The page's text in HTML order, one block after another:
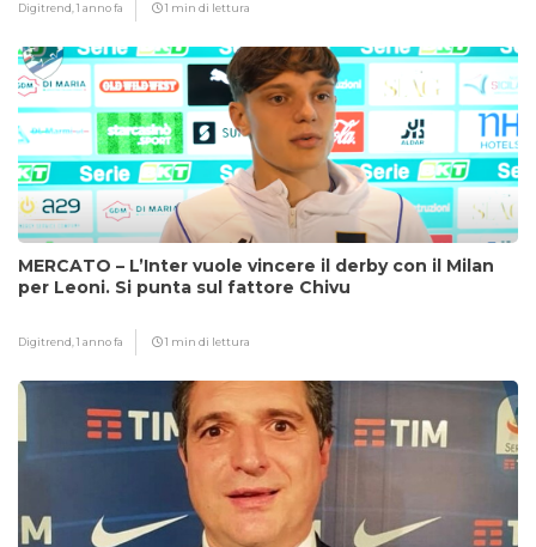
Digitrend,1 anno fa 1 min di lettura
MERCATO – L’Inter vuole vincere il derby con il Milan
per Leoni. Si punta sul fattore Chivu
Digitrend,1 anno fa 1 min di lettura